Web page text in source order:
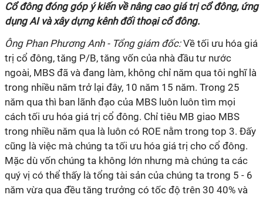
Cổ đông đóng góp ý kiến về nâng cao giá trị cổ đông, ứng
dụng AI và xây dựng kênh đối thoại cổ đông.
Ông Phan Phương Anh - Tổng giám đốc:Về tối ưu hóa giá
trị cổ đông, tăng P/B, tăng vốn của nhà đầu tư nước
ngoài, MBS đã và đang làm, không chỉ năm qua tôi nghĩ là
trong nhiều năm trở lại đây, 10 năm 15 năm. Trong 25
năm qua thì ban lãnh đạo của MBS luôn luôn tìm mọi
cách tối ưu hóa giá trị cổ đông. Chỉ tiêu MB giao MBS
trong nhiều năm qua là luôn có ROE nằm trong top 3. Đấy
cũng là việc mà chúng ta tối ưu hóa giá trị cho cổ đông.
Mặc dù vốn chúng ta không lớn nhưng mà chúng ta các
quý vị có thể thấy là tổng tài sản của chúng ta trong 5 - 6
năm vừa qua đều tăng trưởng có tốc độ trên 30 40% và